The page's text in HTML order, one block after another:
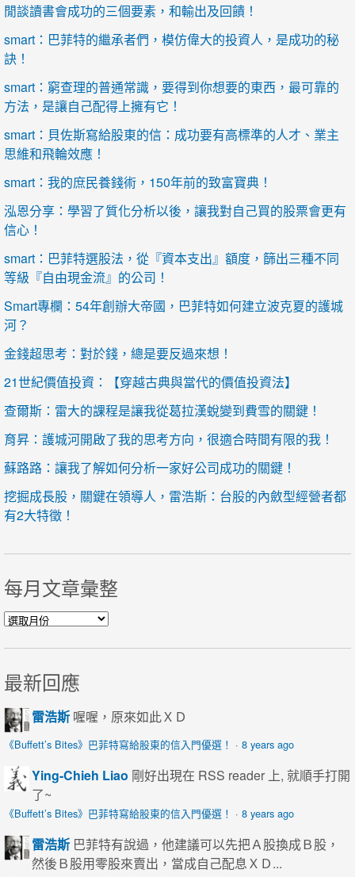
閒談讀書會成功的三個要素，和輸出及回饋！
smart：巴菲特的繼承者們，模仿偉大的投資人，是成功的秘
訣！
smart：窮查理的普通常識，要得到你想要的東西，最可靠的
方法，是讓自己配得上擁有它！
smart：貝佐斯寫給股東的信：成功要有高標準的人才、業主
思維和飛輪效應！
smart：我的庶民養錢術，150年前的致富寶典！
泓恩分享：學習了質化分析以後，讓我對自己買的股票會更有
信心！
smart：巴菲特選股法，從『資本支出』額度，篩出三種不同
等級『自由現金流』的公司！
Smart專欄：54年創辦大帝國，巴菲特如何建立波克夏的護城
河？
金錢超思考：對於錢，總是要反過來想！
21世紀價值投資：【穿越古典與當代的價值投資法】
查爾斯：雷大的課程是讓我從葛拉漢蛻變到費雪的關鍵！
育昇：護城河開啟了我的思考方向，很適合時間有限的我！
蘇路路：讓我了解如何分析一家好公司成功的關鍵！
挖掘成長股，關鍵在領導人，雷浩斯：台股的內斂型經營者都
有2大特徵！
每月文章彙整
每月文章彙整
最新回應
雷浩斯 喔喔，原來如此ＸＤ
《Buffett’s Bites》巴菲特寫給股東的信入門優選！ · 8 years ago
Ying-Chieh Liao 剛好出現在 RSS reader 上, 就順手打開
了~
《Buffett’s Bites》巴菲特寫給股東的信入門優選！ · 8 years ago
雷浩斯 巴菲特有說過，他建議可以先把Ａ股換成Ｂ股，
然後Ｂ股用零股來賣出，當成自己配息ＸＤ...